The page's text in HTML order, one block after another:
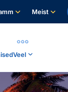
Meist
Veel